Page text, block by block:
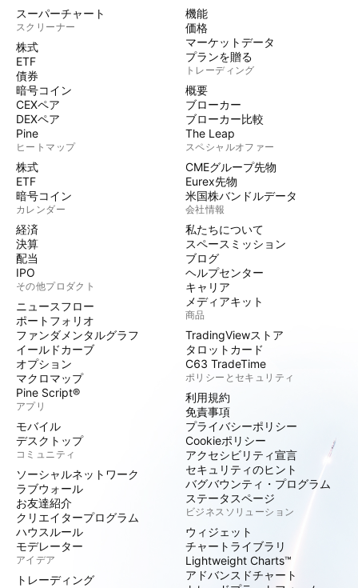
スーパーチャート
スクリーナー
株式
ETF
債券
暗号コイン
CEXペア
DEXペア
Pine
ヒートマップ
株式
ETF
暗号コイン
カレンダー
経済
決算
配当
IPO
その他プロダクト
ニュースフロー
ポートフォリオ
ファンダメンタルグラフ
イールドカーブ
オプション
マクロマップ
Pine Script®
アプリ
モバイル
デスクトップ
コミュニティ
ソーシャルネットワーク
ラブウォール
お友達紹介
クリエイタープログラム
ハウスルール
モデレーター
アイデア
トレーディング
機能
価格
マーケットデータ
プランを贈る
トレーディング
概要
ブローカー
ブローカー比較
The Leap
スペシャルオファー
CMEグループ先物
Eurex先物
米国株バンドルデータ
会社情報
私たちについて
スペースミッション
ブログ
ヘルプセンター
キャリア
メディアキット
商品
TradingViewストア
タロットカード
C63 TradeTime
ポリシーとセキュリティ
利用規約
免責事項
プライバシーポリシー
Cookieポリシー
アクセシビリティ宣言
セキュリティのヒント
バグバウンティ・プログラム
ステータスページ
ビジネスソリューション
ウィジェット
チャートライブラリ
Lightweight Charts™
アドバンスドチャート